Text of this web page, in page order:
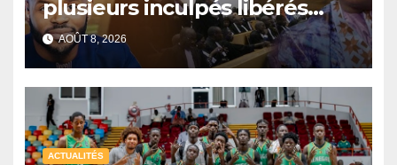
plusieurs inculpés libérés
après un non-lieu partiel
AOÛT 8, 2026
ACTUALITÉS